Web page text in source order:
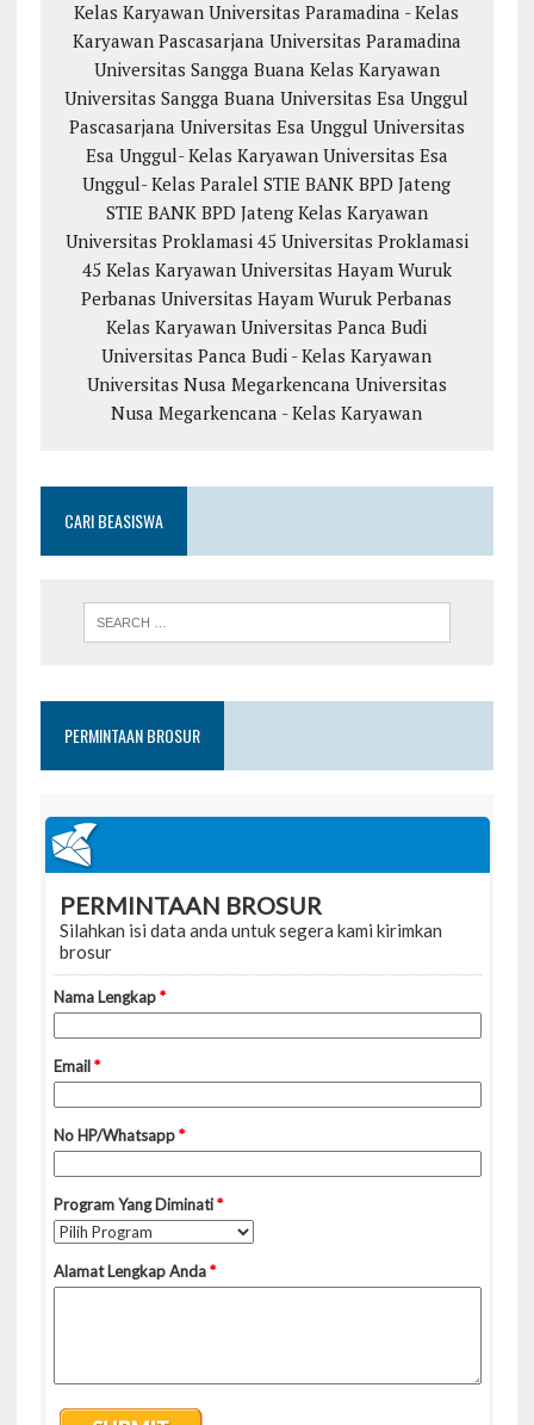
Kelas Karyawan Universitas Paramadina - Kelas
Karyawan Pascasarjana Universitas Paramadina
Universitas Sangga Buana Kelas Karyawan
Universitas Sangga Buana Universitas Esa Unggul
Pascasarjana Universitas Esa Unggul Universitas
Esa Unggul- Kelas Karyawan Universitas Esa
Unggul- Kelas Paralel STIE BANK BPD Jateng
STIE BANK BPD Jateng Kelas Karyawan
Universitas Proklamasi 45 Universitas Proklamasi
45 Kelas Karyawan Universitas Hayam Wuruk
Perbanas Universitas Hayam Wuruk Perbanas
Kelas Karyawan Universitas Panca Budi
Universitas Panca Budi - Kelas Karyawan
Universitas Nusa Megarkencana Universitas
Nusa Megarkencana - Kelas Karyawan
CARI BEASISWA
PERMINTAAN BROSUR